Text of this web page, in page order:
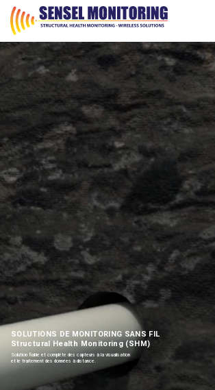
SOLUTIONS DE MONITORING SANS FIL
Structural Health Monitoring (SHM)
Solution fiable et complète des capteurs à la visualisation
et le traitement des données à distance.